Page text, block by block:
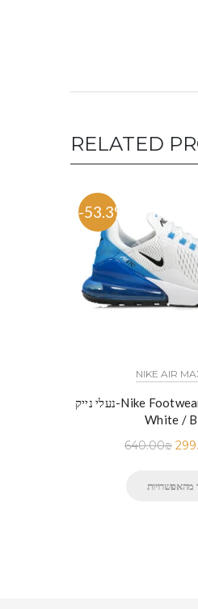
RELATED
-53.3%
NIKE AIR
נעלי נייק-Nike Footwear Air Max 270 –
White /
640.00₪
מהאפשרויות